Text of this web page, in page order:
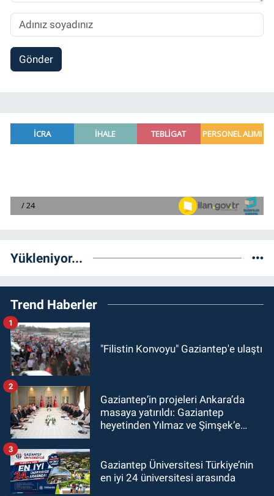
Gönder
Yükleniyor...
Trend Haberler
"Filistin Konvoyu" Gaziantep'e ulaştı
1
Gaziantep’in projeleri Ankara’da
masaya yatırıldı: Gaziantep
heyetinden Yılmaz ve Şimşek’e
2
Gaziantep Üniversitesi Türkiye’nin
en iyi 24 üniversitesi arasında
3